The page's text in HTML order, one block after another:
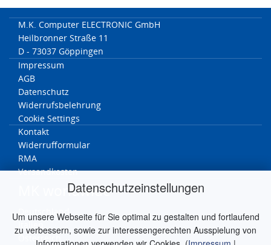
Datenschutzeinstellungen
Um unsere Webseite für Sie optimal zu gestalten und fortlaufend
zu verbessern, sowie zur interessengerechten Ausspielung von
M.K. Computer ELECTRONIC GmbH
Heilbronner Straße 11
D - 73037 Göppingen
Impressum
AGB
Datenschutz
Widerrufsbelehrung
Cookie Settings
Kontakt
Widerrufformular
RMA
Versandkosten
MK worldwide
Deutschland
Italien
Österreich